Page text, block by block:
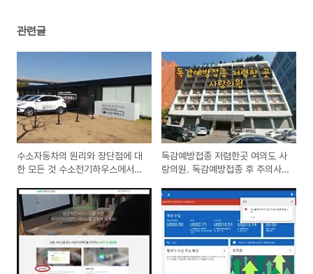
관련글
수소자동차의 원리와 장단점에 대
한 모든 것 수소전기하우스에서
독감예방접종 저렴한곳 여의도 사
랑의원. 독감예방접종 후 주의사